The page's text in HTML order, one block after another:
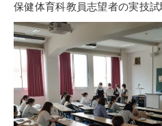
保健体育科教員志望者の実技